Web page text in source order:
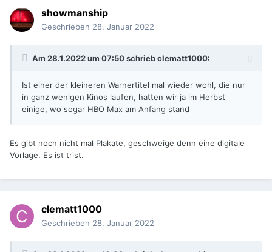
showmanship
Geschrieben 28. Januar 2022
Am 28.1.2022 um 07:50 schriebclematt1000:
Ist einer der kleineren Warnertitel mal wieder wohl, die nur
in ganz wenigen Kinos laufen, hatten wir ja im Herbst
einige, wo sogar HBO Max am Anfang stand
Es gibt noch nicht mal Plakate, geschweige denn eine digitale
Vorlage. Es ist trist.
clematt1000
Geschrieben 28. Januar 2022